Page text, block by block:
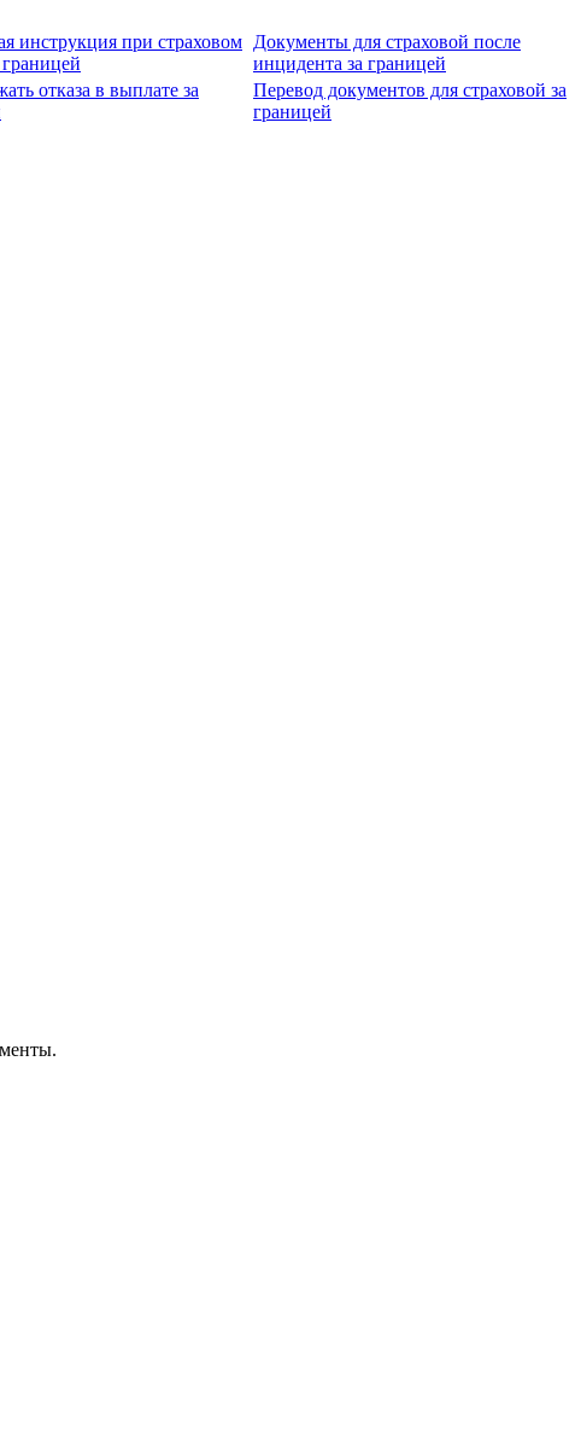
инструкция при страховом
границей
Документы для страховой после
инцидента за границей
отказа в выплате за
Перевод документов для страховой за
границей